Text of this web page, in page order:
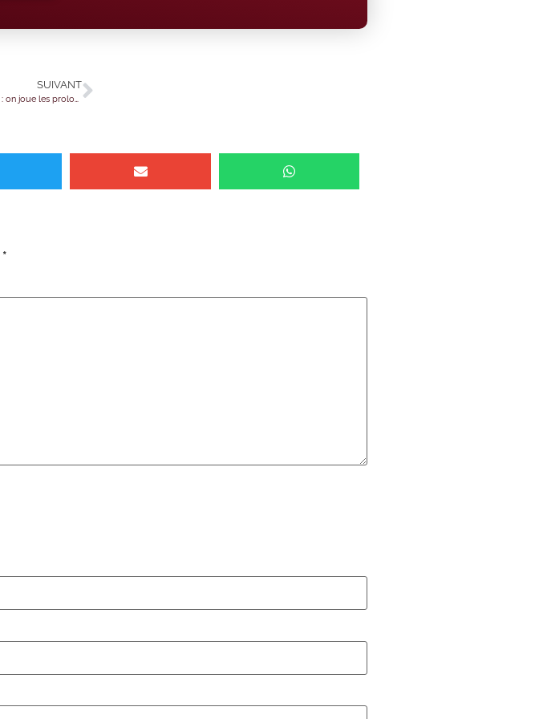
SUIVANT
Coup de pouce fiscal pour la rénovation énergétique : on joue les prolongations !
*